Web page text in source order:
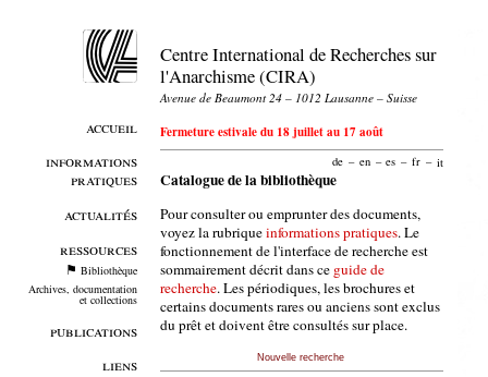
accueil
informations
pratiques
actualités
ressources
Bibliothèque
Archives, documentation
et collections
publications
liens
Centre International de Recherches sur
l'Anarchisme (CIRA)
Avenue de Beaumont 24 – 1012 Lausanne – Suisse
Fermeture estivale du 18 juillet au 17 août
de – en – es – fr – it
Catalogue de la bibliothèque
Pour consulter ou emprunter des documents,
voyez la rubriqueinformations pratiques. Le
fonctionnement de l'interface de recherche est
sommairement décrit dans ce guide de
recherche. Les périodiques, les brochures et
certains documents rares ou anciens sont exclus
du prêt et doivent être consultés sur place.
Nouvelle recherche